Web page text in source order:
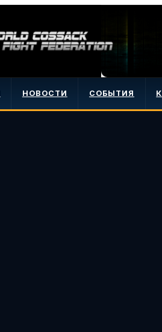
НОВОСТИ СОБЫТИЯ